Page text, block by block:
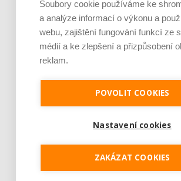
elektroměru. Prodejci od nich
také často vyžadují faktury,
z nichž mohou získat
potřebné údaje,“říká Tomáš
Kunc ze společnosti Senior
Safe. Odborníci proto
nabádají k maximální
prodejce by se měl vždy
kartou. Pro ověření
informací lze rovněž
Soubory cookie používáme ke
a analýze informací o výkonu a
webu, zajištění fungování funkcí ze
médií a ke zlepšení a přizpůsobení
reklam.
POVOLIT COOKIES
Nastavení cookies
ZAKÁZAT COOKIES